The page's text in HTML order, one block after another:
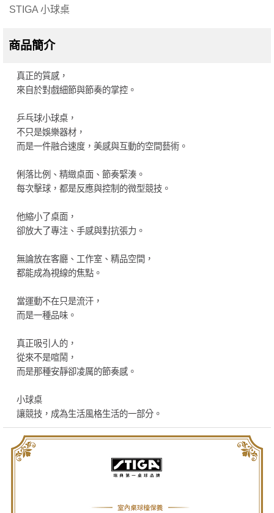
STIGA 小球桌
商品簡介
真正的質感，
來自於對戲細節與節奏的掌控。
乒乓球小球桌，
不只是娛樂器材，
而是一件融合速度，美感與互動的空間藝術。
俐落比例、精緻桌面、節奏緊湊。
每次擊球，都是反應與控制的微型競技。
他縮小了桌面，
卻放大了專注、手感與對抗張力。
無論放在客廳、工作室、精品空間，
都能成為視線的焦點。
當運動不在只是流汗，
而是一種品味。
真正吸引人的，
從來不是喧鬧，
而是那種安靜卻凌厲的節奏感。
小球桌
讓競技，成為生活風格生活的一部分。